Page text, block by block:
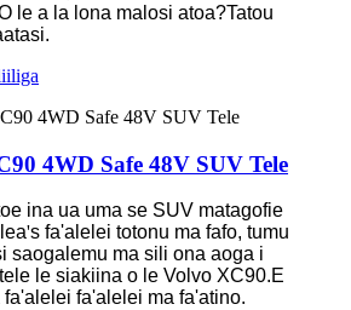
le a la lona malosi atoa?Tatou
4WD Safe 48V SUV Tele
ina ua uma se SUV matagofie
's fa'alelei totonu ma fafo, tumu
saogalemu ma sili ona aoga i
le siakiina o le Volvo XC90.E
fa'alelei fa'alelei ma fa'atino.